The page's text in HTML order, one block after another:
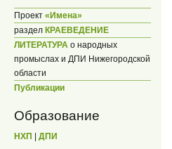
Проект «Имена»
раздел КРАЕВЕДЕНИЕ
ЛИТЕРАТУРА о народных
промыслах и ДПИ Нижегородской
области
Публикации
Образование
НХП ДПИ